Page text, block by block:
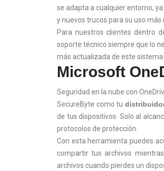
se adapta a cualquier entorno,
y nuevos trucos para su uso más
Para nuestros clientes dentro
soporte técnico siempre que lo
más actualizada de este
Microsoft
Seguridad en la nube con
SecureByte como tu
de tus dispositivos. Solo al
protocolos de protección.
Con esta herramienta puedes
compartir tus archivos
archivos cuando pierdes un